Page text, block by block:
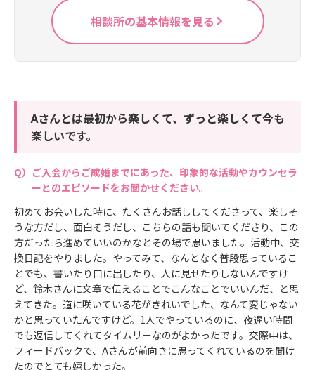
相談所の基本情報を見る
Aさんとは最初から楽しくて、ずっと楽しくて今も
楽しいです。
ご入会からご成婚までにあった、印象的な活動やカウンセラ
ーとのエピソードをお聞かせください。
初めてお会いした時に、たくさんお話ししてくださって、楽しそ
うな方だし、面白そうだし、こちらの話も聞いてくださり、この
方だったら進めていいのかなとその場で思いました。活動中、交
換日記をやりました。やってみて、なんとなく普段思っているこ
とでも、書いたり口に出したり、人に見せたりしないんですけ
ど、鈴木さんに文章で伝えることでこんなことでいいんだ、と思
えてきた。道に咲いている花がきれいでした、なんて変じゃない
かと思っていたんですけど。1人でやっているのに、夜遅い時間
でも返信してくれてタイムリーなのがよかったです。交際中は、
フィードバックで、Aさんが前向きに思ってくれているのを聞け
たのでとても嬉しかった。